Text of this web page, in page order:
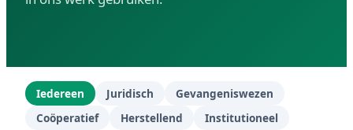
Iedereen Juridisch
Gevangeniswezen
Coöperatief
Herstellend
Institutioneel